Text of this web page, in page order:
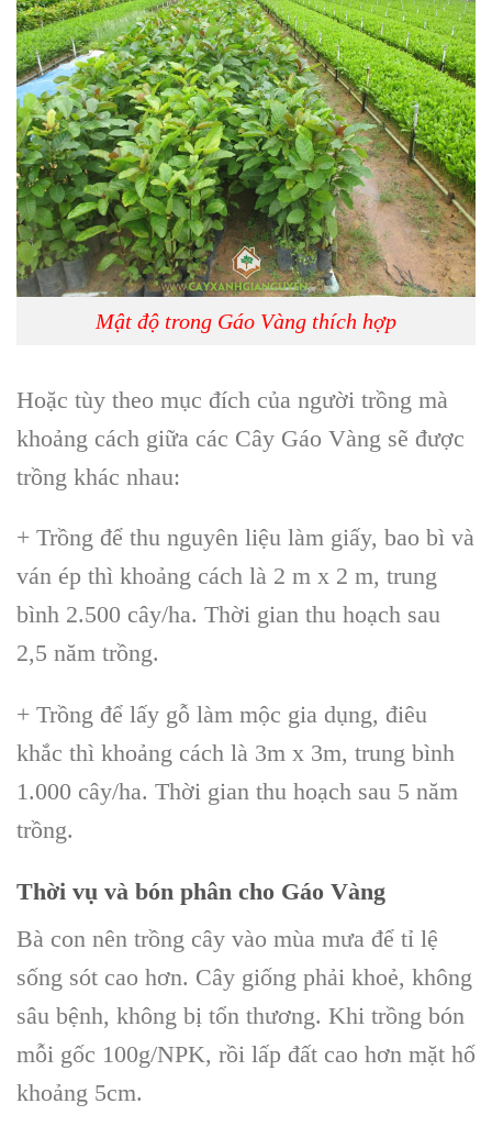
Mật độ trong Gáo Vàng thích hợp
Hoặc tùy theo mục đích của người trồng mà
khoảng cách giữa các Cây Gáo Vàng sẽ được
trồng khác nhau:
+ Trồng để thu nguyên liệu làm giấy, bao bì và
ván ép thì khoảng cách là 2 m x 2 m, trung
bình 2.500 cây/ha. Thời gian thu hoạch sau
2,5 năm trồng.
+ Trồng để lấy gỗ làm mộc gia dụng, điêu
khắc thì khoảng cách là 3m x 3m, trung bình
1.000 cây/ha. Thời gian thu hoạch sau 5 năm
trồng.
Thời vụ và bón phân cho Gáo Vàng
Bà con nên trồng cây vào mùa mưa để tỉ lệ
sống sót cao hơn. Cây giống phải khoẻ, không
sâu bệnh, không bị tổn thương. Khi trồng bón
mỗi gốc 100g/NPK, rồi lấp đất cao hơn mặt hố
khoảng 5cm.